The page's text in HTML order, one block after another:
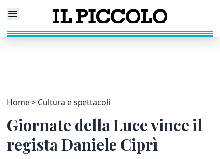
Home Cultura e spettacoli
Giornate della Luce vince il
regista Daniele Ciprì